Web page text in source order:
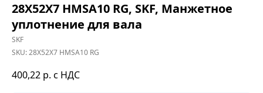
28X52X7 HMSA10 RG, SKF, Манжетное
уплотнение для вала
SKF
SKU:28X52X7 HMSA10 RG
400,22 р. с НДС